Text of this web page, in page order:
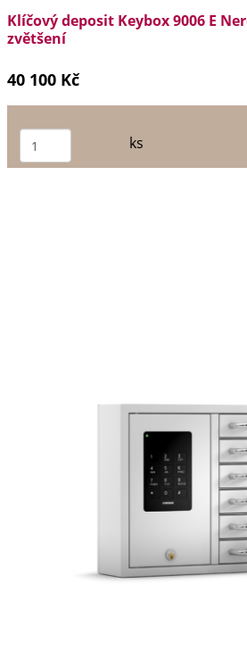
Klíčový deposit Keybox 9006 E
zvětšení
40 100 Kč
ks